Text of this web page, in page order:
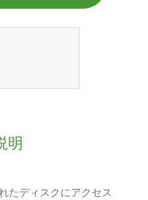
明
たディスクにアクセス